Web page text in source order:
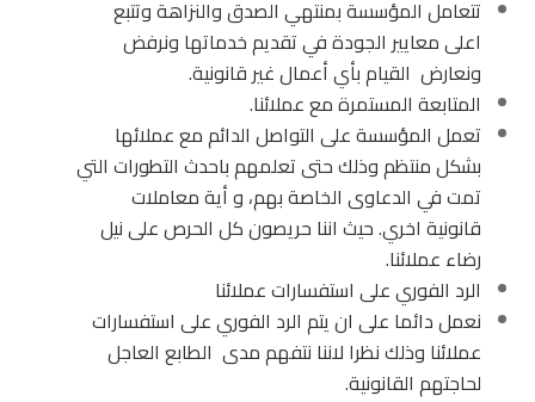
تتعامل المؤسسة بمنتهي الصدق والنزاهة وتتبع
اعلى معايير الجودة في تقديم خدماتها ونرفض
ونعارض القيام بأي أعمال غير قانونية.
المتابعة المستمرة مع عملائنا.
تعمل المؤسسة على التواصل الدائم مع عملائها
بشكل منتظم وذلك حتى تعلمهم باحدث التطورات التي
تمت في الدعاوى الخاصة بهم، و أية معاملات
قانونية اخري. حيث اننا حريصون كل الحرص على نيل
رضاء عملائنا.
الرد الفوري على استفسارات عملائنا
نعمل دائما على ان يتم الرد الفوري على استفسارات
عملائنا وذلك نظرا لاننا نتفهم مدى الطابع العاجل
لحاجتهم القانونية.